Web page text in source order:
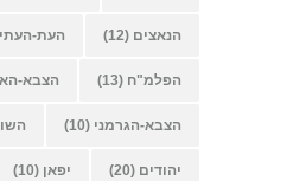
הנאצים (12) העת-
הפלמ"ח (13) הצבא-
הצבא-הגרמני (10)
יהודים (20) יפאן (10)